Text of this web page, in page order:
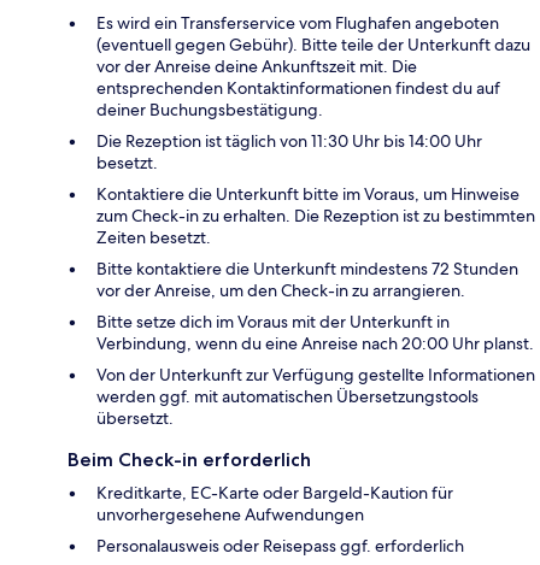
Es wird ein Transferservice vom Flughafen angeboten
(eventuell gegen Gebühr). Bitte teile der Unterkunft dazu
vor der Anreise deine Ankunftszeit mit. Die
entsprechenden Kontaktinformationen findest du auf
deiner Buchungsbestätigung.
Die Rezeption ist täglich von 11:30 Uhr bis 14:00 Uhr
besetzt.
Kontaktiere die Unterkunft bitte im Voraus, um Hinweise
zum Check-in zu erhalten. Die Rezeption ist zu bestimmten
Zeiten besetzt.
Bitte kontaktiere die Unterkunft mindestens 72 Stunden
vor der Anreise, um den Check-in zu arrangieren.
Bitte setze dich im Voraus mit der Unterkunft in
Verbindung, wenn du eine Anreise nach 20:00 Uhr planst.
Von der Unterkunft zur Verfügung gestellte Informationen
werden ggf. mit automatischen Übersetzungstools
übersetzt.
Beim Check-in erforderlich
Kreditkarte, EC-Karte oder Bargeld-Kaution für
unvorhergesehene Aufwendungen
Personalausweis oder Reisepass ggf. erforderlich